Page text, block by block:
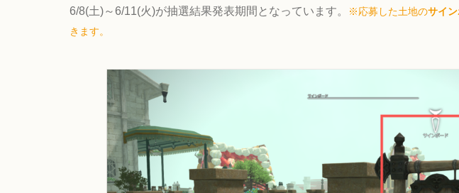
6/8(土)～6/11(火)が抽選結果発表期間となっています。 ※応募した土地のサイ
きます。